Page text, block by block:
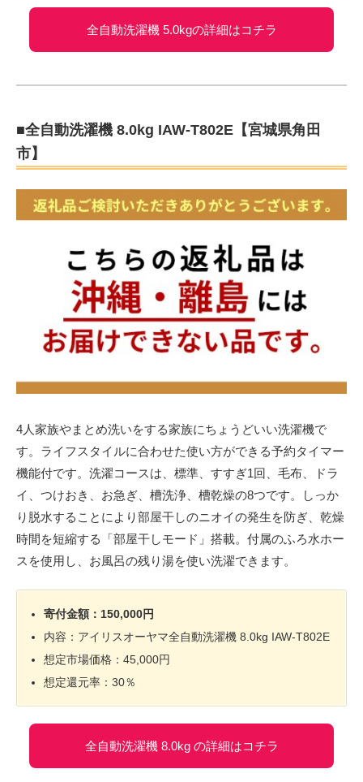
全自動洗濯機 5.0kgの詳細はコチラ
■全自動洗濯機 8.0kg IAW-T802E【宮城県角田
市】
4人家族やまとめ洗いをする家族にちょうどいい洗濯機で
す。ライフスタイルに合わせた使い方ができる予約タイマー
機能付です。洗濯コースは、標準、すすぎ1回、毛布、ドラ
イ、つけおき、お急ぎ、槽洗浄、槽乾燥の8つです。しっか
り脱水することにより部屋干しのニオイの発生を防ぎ、乾燥
時間を短縮する「部屋干しモード」搭載。付属のふろ水ホー
スを使用し、お風呂の残り湯を使い洗濯できます。
寄付金額：150,000円
内容：アイリスオーヤマ全自動洗濯機 8.0kg IAW-T802E
想定市場価格：45,000円
想定還元率：30％
全自動洗濯機 8.0kg の詳細はコチラ